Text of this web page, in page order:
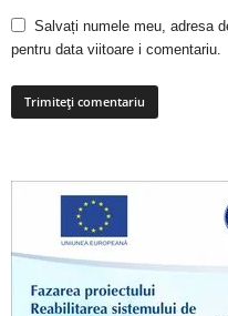
Salvați numele meu, adresa
pentru data viitoare i comentariu.